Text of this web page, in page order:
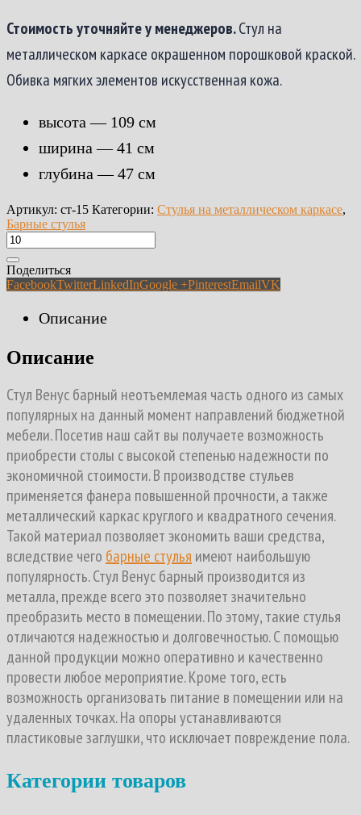
Стоимость уточняйте у менеджеров.Стул на
металлическом каркасе окрашенном порошковой краской.
Обивка мягких элементов искусственная кожа.
высота — 109 см
ширина — 41 см
глубина — 47 см
Артикул: ст-15 Категории: Стулья на металлическом каркасе,
Барные стулья
Поделиться
FacebookTwitterLinkedInGoogle +PinterestEmailVK
Описание
Описание
Стул Венус барный неотъемлемая часть одного из самых
популярных на данный момент направлений бюджетной
мебели. Посетив наш сайт вы получаете возможность
приобрести столы с высокой степенью надежности по
экономичной стоимости. В производстве стульев
применяется фанера повышенной прочности, а также
металлический каркас круглого и квадратного сечения.
Такой материал позволяет экономить ваши средства,
вследствие чего барные стулья имеют наибольшую
популярность. Стул Венус барный производится из
металла, прежде всего это позволяет значительно
преобразить место в помещении. По этому, такие стулья
отличаются надежностью и долговечностью. С помощью
данной продукции можно оперативно и качественно
провести любое мероприятие. Кроме того, есть
возможность организовать питание в помещении или на
удаленных точках. На опоры устанавливаются
пластиковые заглушки, что исключает повреждение пола.
Категории товаров